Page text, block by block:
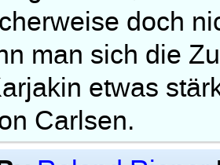
doch
man sich die
etwas
Carlsen.